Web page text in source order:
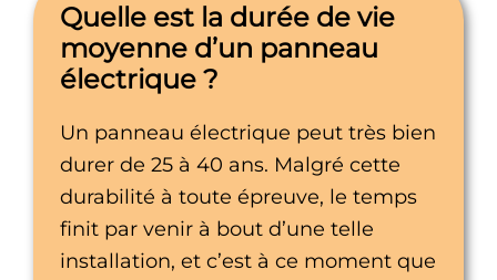
Quelle est la durée de vie
moyenne d’un panneau
électrique ?
Un panneau électrique peut très bien
durer de 25 à 40 ans. Malgré cette
durabilité à toute épreuve, le temps
finit par venir à bout d’une telle
installation, et c’est à ce moment que